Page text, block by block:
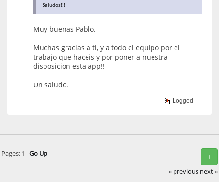
Saludos!!!
Muy buenas Pablo.
Muchas gracias a ti, y a todo el equipo por el
trabajo que haceis y por poner a nuestra
disposicion esta app!!
Un saludo.
Logged
+
Pages: 1 Go Up
« previous next »